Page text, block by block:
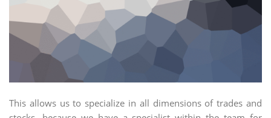
This allows us to specialize in all dimensions of trades and